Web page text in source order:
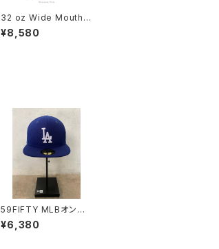
32 oz Wide Mouth F
lex Straw Glimmer P
ink
¥8,580
59FIFTY MLBオンフィ
ールド ロサンゼルス・ド
ジャース ゲーム
¥6,380